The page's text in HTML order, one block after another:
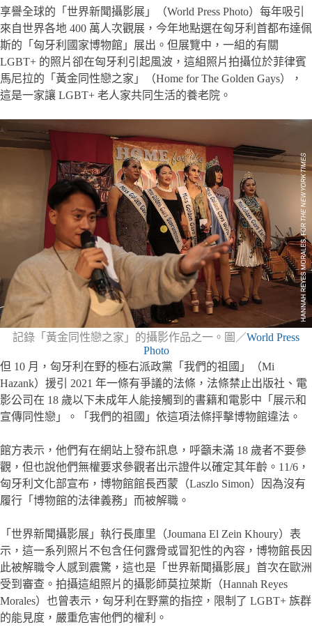
享譽全球的「世界新聞攝影展」（World Press Photo）每年吸引
來自世界各地 400 萬人次觀展，今年地點選在匈牙利首都布達佩
斯的「匈牙利國家博物館」展出。但展覽中，一組的有關
LGBT+ 的照片卻在匈牙利引起風波，這組照片拍攝位於菲律賓
馬尼拉的「黃金同性戀之家」（Home for The Golden Gays），
這是一家讓 LGBT+ 老人家共同生活的養老院。
記錄「黃金同性戀之家」的攝影作品之一。圖／World Press
Photo
但 10 月，匈牙利在野的極右派政黨「我們的祖國」（Mi
Hazank）援引 2021 年一條有爭議的法條，法條禁止出版社、電
影公司在 18 歲以下未成年人能接觸到的書籍和電影中「展示和
宣傳同性戀」。「我們的祖國」依這項法條抨擊博物館違法。
館方表示，他們有在網站上發布訊息，呼籲未滿 18 歲者不要參
觀，但也說他們無權要求參觀者出示證件以確定其年齡。11/6，
匈牙利文化部宣布，博物館館長西蒙（Laszlo Simon）因為沒有
履行「博物館的法律義務」而被解職。
「世界新聞攝影展」執行長庫里（Joumana El Zein Khoury）表
示，這一系列照片不包含任何露骨或冒犯性的內容，博物館長因
此被解職令人感到震驚，這也是「世界新聞攝影展」首次在歐洲
受到審查。拍攝這組照片的攝影師莫拉萊斯（Hannah Reyes
Morales）也曾表示，匈牙利在野黨的指控，限制了 LGBT+ 族群
的能見度，嚴重危害他們的權利。